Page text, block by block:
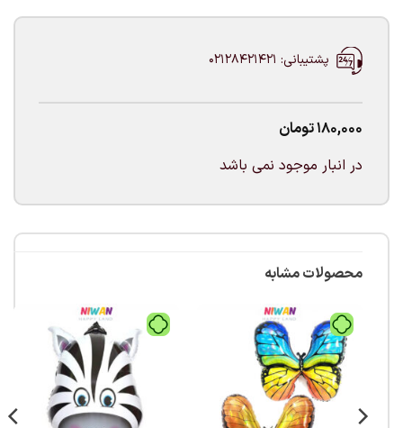
پشتیبانی: 02128421421
180,000تومان
در انبار موجود نمی باشد
محصولات مشابه